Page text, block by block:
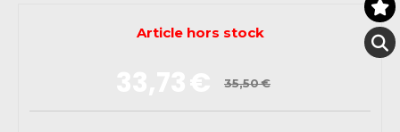
35,50€
Article hors stock